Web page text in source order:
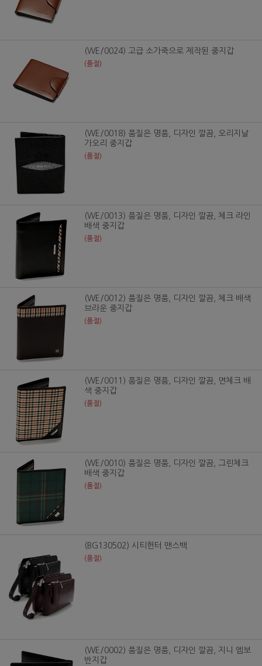
(WE/0024) 고급 소가죽으로 제작된 중지갑
(품절)
(WE/0018) 품질은 명품, 디자인 깔끔, 오리지날
가오리 중지갑
(품절)
(WE/0013) 품질은 명품, 디자인 깔끔, 체크 라인
배색 중지갑
(품절)
(WE/0012) 품질은 명품, 디자인 깔끔, 체크 배색
브라운 중지갑
(품절)
(WE/0011) 품질은 명품, 디자인 깔끔, 면체크 배
색 중지갑
(품절)
(WE/0010) 품질은 명품, 디자인 깔끔, 그린체크
배색 중지갑
(품절)
(BG130502) 시티헌터 맨스백
(품절)
(WE/0002) 품질은 명품, 디자인 깔끔, 지니 엠보
반지갑